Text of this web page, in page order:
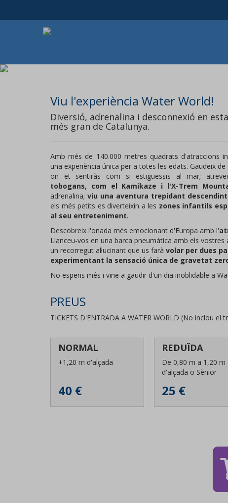
Viu l'experiència Water World!
Diversió, adrenalina i desconnexió en
més gran de Catalunya.
Amb més de 140.000 metres quadrats d'atraccions
una experiència única per a totes les edats. Gaudeix de
on et sentiràs com si estiguessis al mar;
tobogans, com el Kamikaze i l'X-Trem
adrenalina; viu una aventura trepidant
els més petits es diverteixin a les zones infantils
al seu entreteniment.
Descobreix l'onada més emocionant d'Europa amb l'
Llanceu-vos en una barca pneumàtica amb els
un recorregut al·lucinant que us farà volar per dues
experimentant la sensació única de gravetat
No esperis més i vine a gaudir d'un dia inoblidable a
PREUS
TICKETS D'ENTRADA A WATER WORLD (No inclou el
NORMAL
+1,20 m d'alçada
40 €
REDUÏDA
De 0,80 m a 1,20 m
d'alçada o Sènior
25 €